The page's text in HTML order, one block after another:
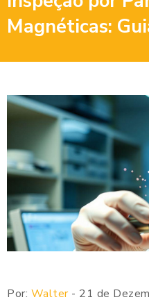
Magnéticas:
Por: Walter- 21 de